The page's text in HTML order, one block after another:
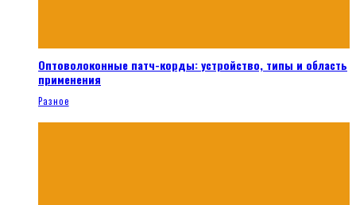
Оптоволоконные патч-корды: устройство, типы и область
применения
Разное